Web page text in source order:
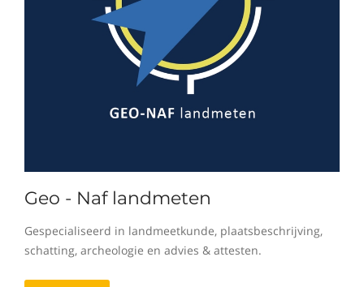
Geo - Naf landmeten
Gespecialiseerd in landmeetkunde, plaatsbeschrijving,
schatting, archeologie en advies & attesten.